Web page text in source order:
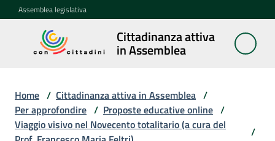
Vai al contenuto
Vai alla navigazione
Vai al footer
Assemblea legislativa
Cittadinanza attiva
in Assemblea
Cittadinanza
attiva in
Concittadini
Home / Cittadinanza attiva in Assemblea /
Per approfondire / Proposte educative online /
Viaggio visivo nel Novecento totalitario (a cura del
/